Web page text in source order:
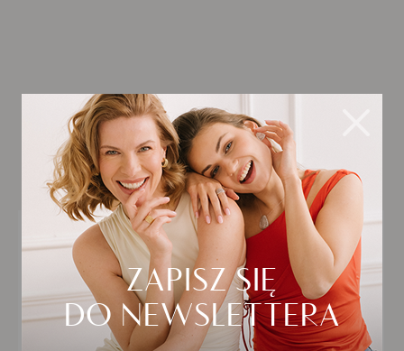
Biżuteria wybrana dla
Ciebie